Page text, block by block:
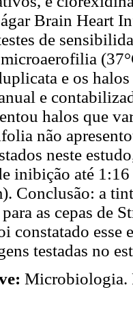
Brain Heart
de
e os
e
halos que
não
neste
inibição até
Conclusão: a
as cepas de
constatado esse
testadas no
Microbiologia.